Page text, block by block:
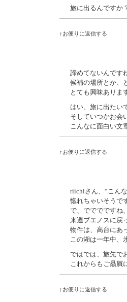
旅に出るんですか
↑お便りに返信する
諦めてないんです
候補の場所とか、
とても興味ありま
はい、旅に出たい
そしていつかお会
こんなに面白い文
↑お便りに返信する
riichiさん、“こん
惚れちゃいそうで
で、でででですね
来週ブエノスに戻
物件は、高台にあ
この湖は一年中、
ではでは、旅先で
これからもご贔屓
↑お便りに返信する